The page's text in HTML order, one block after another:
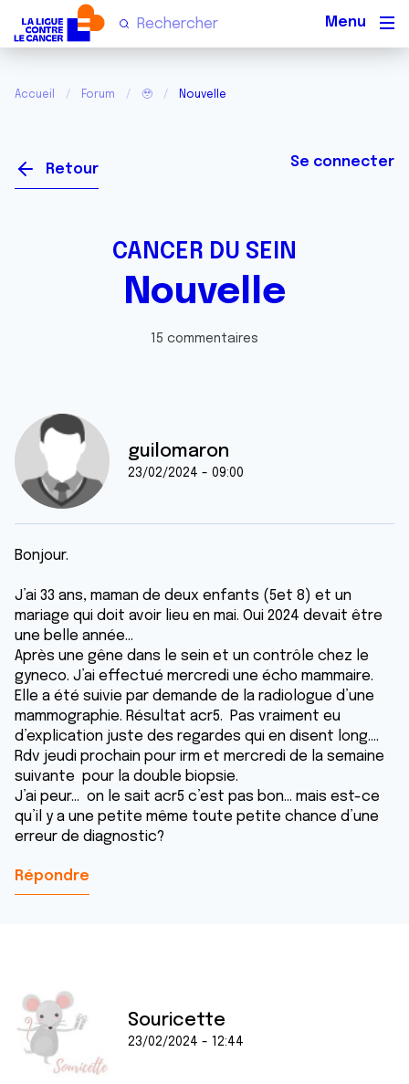
Accueil Forum 🥹 Nouvelle
Retour Se connecter
CANCER DU SEIN
Nouvelle
15 commentaires
guilomaron
23/02/2024 - 09:00
Bonjour.
J’ai 33 ans, maman de deux enfants (5et 8) et un
mariage qui doit avoir lieu en mai. Oui 2024 devait être
une belle année…
Après une gêne dans le sein et un contrôle chez le
gyneco. J’ai effectué mercredi une écho mammaire.
Elle a été suivie par demande de la radiologue d’une
mammographie. Résultat acr5. Pas vraiment eu
d’explication juste des regardes qui en disent long….
Rdv jeudi prochain pour irm et mercredi de la semaine
suivante pour la double biopsie.
J’ai peur… on le sait acr5 c’est pas bon… mais est-ce
qu’il y a une petite même toute petite chance d’une
erreur de diagnostic?
Répondre
Souricette
23/02/2024 - 12:44